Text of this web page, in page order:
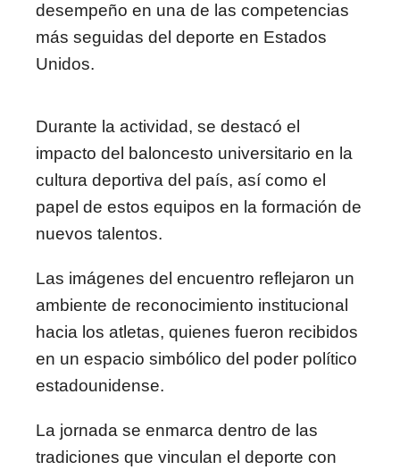
desempeño en una de las competencias
más seguidas del deporte en Estados
Unidos.
Durante la actividad, se destacó el
impacto del baloncesto universitario en la
cultura deportiva del país, así como el
papel de estos equipos en la formación de
nuevos talentos.
Las imágenes del encuentro reflejaron un
ambiente de reconocimiento institucional
hacia los atletas, quienes fueron recibidos
en un espacio simbólico del poder político
estadounidense.
La jornada se enmarca dentro de las
tradiciones que vinculan el deporte con